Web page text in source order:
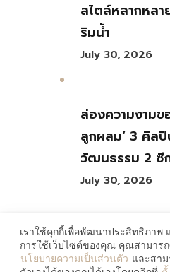
สไตล์หลากหลา
ริมน้ำ
July 30, 2026
ส่องความงามข
ลูกผสม’ 3 ศิล
วัฒนธรรม 2 ซี
July 30, 2026
เราใช้คุกกี้เพื่อพัฒนาประสิทธิภาพ
การใช้เว็บไซต์ของคุณ คุณสามารถ
นโยบายความเป็นส่วนตัว และสา